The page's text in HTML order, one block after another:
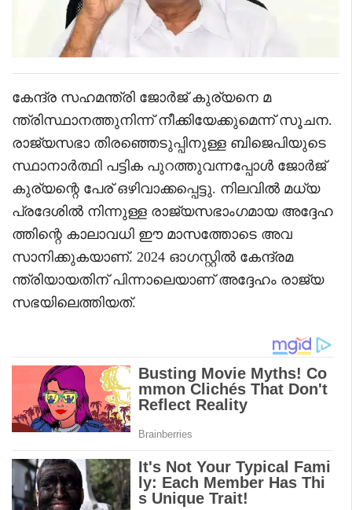
കേന്ദ്ര സഹമന്ത്രി ജോർജ് കുര്യനെ മ
ന്ത്രിസ്ഥാനത്തുനിന്ന് നീക്കിയേക്കുമെന്ന് സൂചന.
രാജ്യസഭാ തിരഞ്ഞെടുപ്പിനുള്ള ബിജെപിയുടെ
സ്ഥാനാർത്ഥി പട്ടിക പുറത്തുവന്നപ്പോൾ ജോർജ്
കുര്യന്റെ പേര് ഒഴിവാക്കപ്പെട്ടു. നിലവിൽ മധ്യ
പ്രദേശിൽ നിന്നുള്ള രാജ്യസഭാംഗമായ അദ്ദേഹ
ത്തിന്റെ കാലാവധി ഈ മാസത്തോടെ അവ
സാനിക്കുകയാണ്. 2024 ഓഗസ്റ്റിൽ കേന്ദ്രമ
ന്ത്രിയായതിന് പിന്നാലെയാണ് അദ്ദേഹം രാജ്യ
സഭയിലെത്തിയത്.